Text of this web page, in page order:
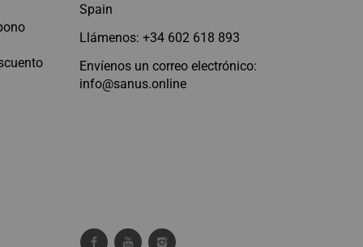
Spain
Llámenos: +34 602 618 893
Envíenos un correo electrónico:
info@sanus.online